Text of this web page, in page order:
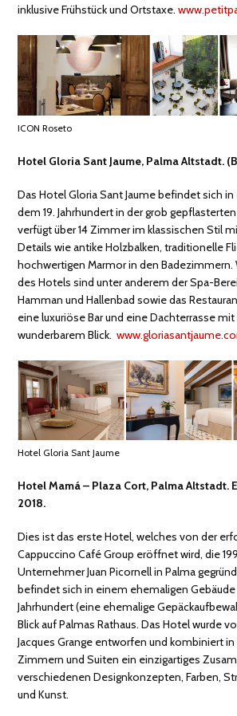
inklusive Frühstück und Ortstaxe.
ICON Roseto
Hotel Gloria Sant Jaume, Palma Altstadt.
Das Hotel Gloria Sant Jaume befindet sich
dem 19. Jahrhundert in der grob gepflasterten
verfügt über 14 Zimmer im klassischen Stil
Details wie antike Holzbalken, traditionelle
hochwertigen Marmor in den Badezimmern.
des Hotels sind unter anderem der Spa-
Hamman und Hallenbad sowie das
eine luxuriöse Bar und eine Dachterrasse
wunderbarem Blick.
Hotel Gloria Sant Jaume
Hotel Mamá – Plaza Cort, Palma Altstadt.
2018.
Dies ist das erste Hotel, welches von der
Cappuccino Café Group eröffnet wird, die
Unternehmer Juan Picornell in Palma
befindet sich in einem ehemaligen Gebäude
Jahrhundert (eine ehemalige
Blick auf Palmas Rathaus. Das Hotel wurde
Jacques Grange entworfen und kombiniert
Zimmern und Suiten ein einzigartiges
verschiedenen Designkonzepten, Farben,
und Kunst.